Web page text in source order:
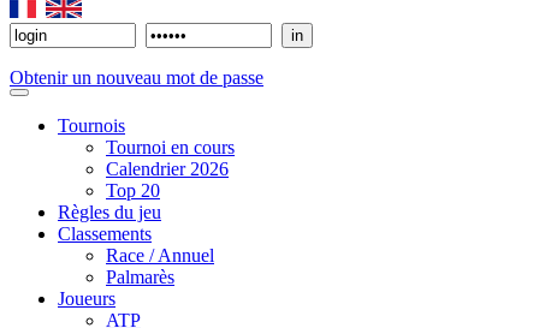
Obtenir un nouveau mot de passe
Tournois
Tournoi en cours
Calendrier 2026
Top 20
Règles du jeu
Classements
Race / Annuel
Palmarès
Joueurs
ATP